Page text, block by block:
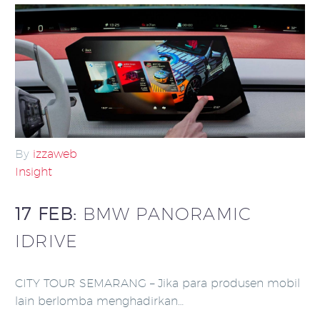
By izzaweb
Insight
17 FEB: BMW PANORAMIC
IDRIVE
CITY TOUR SEMARANG – Jika para produsen mobil
lain berlomba menghadirkan…